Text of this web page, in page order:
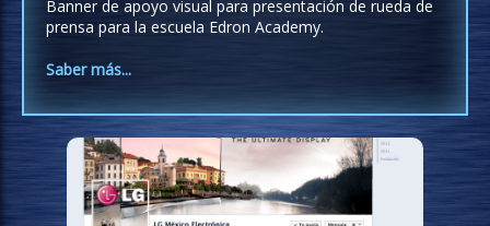
Banner de apoyo visual para presentación de rueda de
prensa para la escuela Edron Academy.
Saber más...